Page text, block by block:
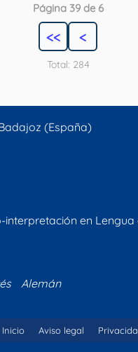
Página 39 de 6
<< <
Total: 284
(España)
interpretación en Lengua
Alemán
Inicio Aviso legal